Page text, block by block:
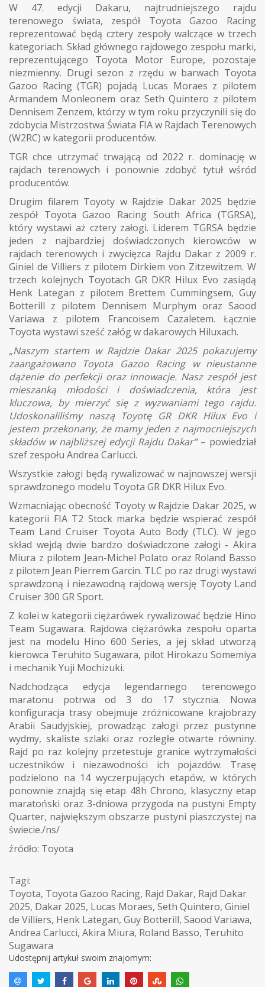
W 47. edycji Dakaru, najtrudniejszego rajdu
terenowego świata, zespół Toyota Gazoo Racing
reprezentować będą cztery zespoły walczące w trzech
kategoriach. Skład głównego rajdowego zespołu marki,
reprezentującego Toyota Motor Europe, pozostaje
niezmienny. Drugi sezon z rzędu w barwach Toyota
Gazoo Racing (TGR) pojadą Lucas Moraes z pilotem
Armandem Monleonem oraz Seth Quintero z pilotem
Dennisem Zenzem, którzy w tym roku przyczynili się do
zdobycia Mistrzostwa Świata FIA w Rajdach Terenowych
(W2RC) w kategorii producentów.
TGR chce utrzymać trwającą od 2022 r. dominację w
rajdach terenowych i ponownie zdobyć tytuł wśród
producentów.
Drugim filarem Toyoty w Rajdzie Dakar 2025 będzie
zespół Toyota Gazoo Racing South Africa (TGRSA),
który wystawi aż cztery załogi. Liderem TGRSA będzie
jeden z najbardziej doświadczonych kierowców w
rajdach terenowych i zwycięzca Rajdu Dakar z 2009 r.
Giniel de Villiers z pilotem Dirkiem von Zitzewitzem. W
trzech kolejnych Toyotach GR DKR Hilux Evo zasiądą
Henk Lategan z pilotem Brettem Cummingsem, Guy
Botterill z pilotem Dennisem Murphym oraz Saood
Variawa z pilotem Francoisem Cazaletem. Łącznie
Toyota wystawi sześć załóg w dakarowych Hiluxach.
„Naszym startem w Rajdzie Dakar 2025 pokazujemy
zaangażowano Toyota Gazoo Racing w nieustanne
dążenie do perfekcji oraz innowacje. Nasz zespół jest
mieszanką młodości i doświadczenia, która jest
kluczowa, by mierzyć się z wyzwaniami tego rajdu.
Udoskonaliliśmy naszą Toyotę GR DKR Hilux Evo i
jestem przekonany, że mamy jeden z najmocniejszych
składów w najbliższej edycji Rajdu Dakar”– powiedział
szef zespołu Andrea Carlucci.
Wszystkie załogi będą rywalizować w najnowszej wersji
sprawdzonego modelu Toyota GR DKR Hilux Evo.
Wzmacniając obecność Toyoty w Rajdzie Dakar 2025, w
kategorii FIA T2 Stock marka będzie wspierać zespół
Team Land Cruiser Toyota Auto Body (TLC). W jego
skład wejdą dwie bardzo doświadczone załogi - Akira
Miura z pilotem Jean-Michel Polato oraz Roland Basso
z pilotem Jean Pierrem Garcin. TLC po raz drugi wystawi
sprawdzoną i niezawodną rajdową wersję Toyoty Land
Cruiser 300 GR Sport.
Z kolei w kategorii ciężarówek rywalizować będzie Hino
Team Sugawara. Rajdowa ciężarówka zespołu oparta
jest na modelu Hino 600 Series, a jej skład utworzą
kierowca Teruhito Sugawara, pilot Hirokazu Somemiya
i mechanik Yuji Mochizuki.
Nadchodząca edycja legendarnego terenowego
maratonu potrwa od 3 do 17 stycznia. Nowa
konfiguracja trasy obejmuje zróżnicowane krajobrazy
Arabii Saudyjskiej, prowadząc załogi przez pustynne
wydmy, skaliste szlaki oraz rozległe otwarte równiny.
Rajd po raz kolejny przetestuje granice wytrzymałości
uczestników i niezawodności ich pojazdów. Trasę
podzielono na 14 wyczerpujących etapów, w których
ponownie znajdą się etap 48h Chrono, klasyczny etap
maratoński oraz 3-dniowa przygoda na pustyni Empty
Quarter, największym obszarze pustyni piaszczystej na
świecie./ns/
źródło: Toyota
Tagi:
Toyota, Toyota Gazoo Racing, Rajd Dakar, Rajd Dakar
2025, Dakar 2025, Lucas Moraes, Seth Quintero, Giniel
de Villiers, Henk Lategan, Guy Botterill, Saood Variawa,
Andrea Carlucci, Akira Miura, Roland Basso, Teruhito
Sugawara
Udostępnij artykuł swoim znajomym: